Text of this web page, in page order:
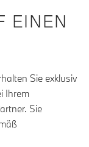
EINEN
Sie exklusiv
Ihrem
Sie